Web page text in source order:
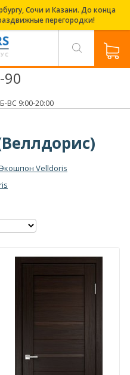
Сочи и Казани. До конца
перегородки!
90
ВС 9:00-20:00
Экошпон Velldoris